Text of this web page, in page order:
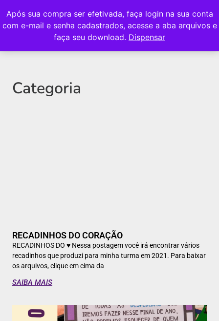
Após sua compra ser efetivada, faça login na sua conta
com e-mail e senha cadastrados, acesse a aba arquivos e
faça seu download. Dispensar
Categoria
RECADINHOS DO CORAÇÃO
RECADINHOS DO ♥ Nessa postagem você irá encontrar vários
recadinhos que produzi para minha turma em 2021. Para baixar
os arquivos, clique em cima da
SAIBA MAIS